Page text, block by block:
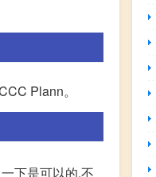
Plann。
下是可以的,不